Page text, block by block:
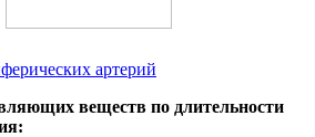
артерий
веществ по длительности